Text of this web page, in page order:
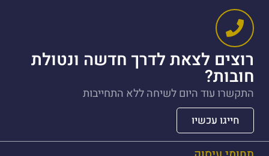
רוצים לצאת לדרך חדשה ונטולת
חובות?
התקשרו עוד היום לשיחה ללא התחייבות
חייגו עכשיו